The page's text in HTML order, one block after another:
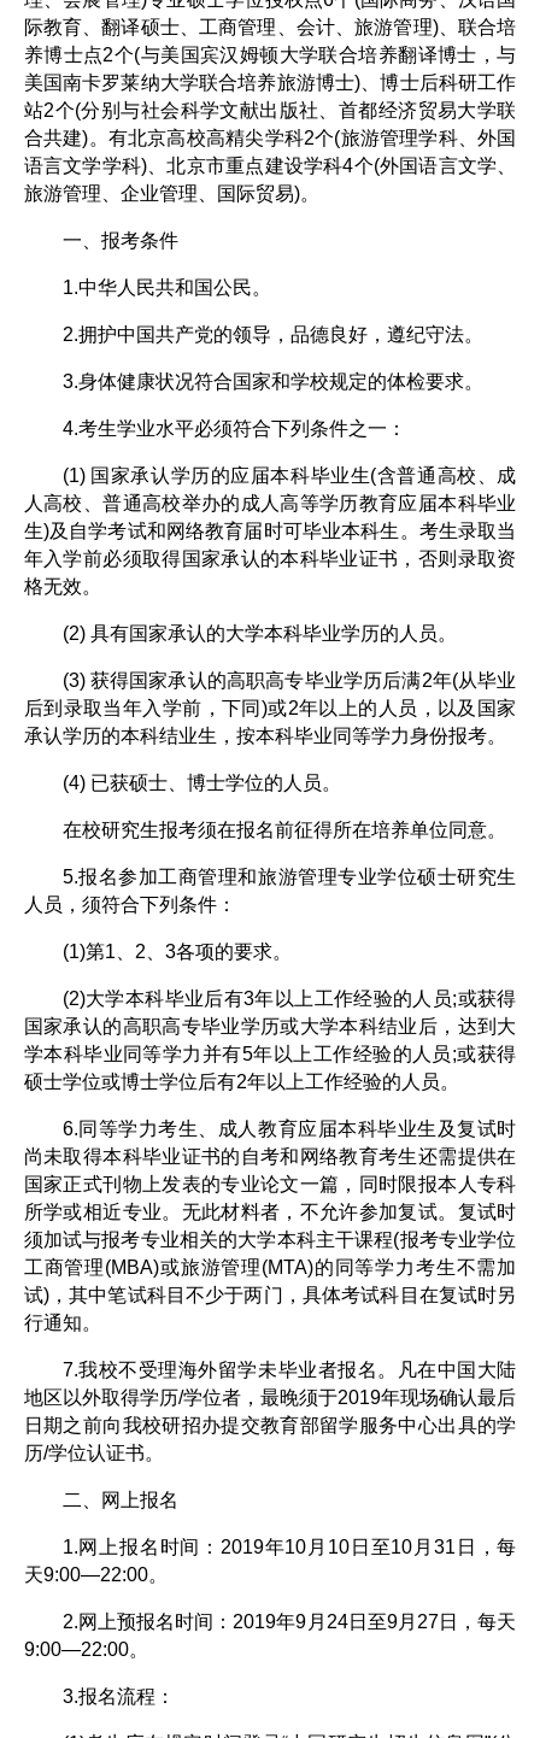
际教育、翻译硕士、工商管理、会计、旅游管理)、联合培
养博士点2个(与美国宾汉姆顿大学联合培养翻译博士，与
美国南卡罗莱纳大学联合培养旅游博士)、博士后科研工作
站2个(分别与社会科学文献出版社、首都经济贸易大学联
合共建)。有北京高校高精尖学科2个(旅游管理学科、外国
语言文学学科)、北京市重点建设学科4个(外国语言文学、
旅游管理、企业管理、国际贸易)。
一、报考条件
1.中华人民共和国公民。
2.拥护中国共产党的领导，品德良好，遵纪守法。
3.身体健康状况符合国家和学校规定的体检要求。
4.考生学业水平必须符合下列条件之一：
(1) 国家承认学历的应届本科毕业生(含普通高校、成
人高校、普通高校举办的成人高等学历教育应届本科毕业
生)及自学考试和网络教育届时可毕业本科生。考生录取当
年入学前必须取得国家承认的本科毕业证书，否则录取资
格无效。
(2) 具有国家承认的大学本科毕业学历的人员。
(3) 获得国家承认的高职高专毕业学历后满2年(从毕业
后到录取当年入学前，下同)或2年以上的人员，以及国家
承认学历的本科结业生，按本科毕业同等学力身份报考。
(4) 已获硕士、博士学位的人员。
在校研究生报考须在报名前征得所在培养单位同意。
5.报名参加工商管理和旅游管理专业学位硕士研究生
人员，须符合下列条件：
(1)第1、2、3各项的要求。
(2)大学本科毕业后有3年以上工作经验的人员;或获得
国家承认的高职高专毕业学历或大学本科结业后，达到大
学本科毕业同等学力并有5年以上工作经验的人员;或获得
硕士学位或博士学位后有2年以上工作经验的人员。
6.同等学力考生、成人教育应届本科毕业生及复试时
尚未取得本科毕业证书的自考和网络教育考生还需提供在
国家正式刊物上发表的专业论文一篇，同时限报本人专科
所学或相近专业。无此材料者，不允许参加复试。复试时
须加试与报考专业相关的大学本科主干课程(报考专业学位
工商管理(MBA)或旅游管理(MTA)的同等学力考生不需加
试)，其中笔试科目不少于两门，具体考试科目在复试时另
行通知。
7.我校不受理海外留学未毕业者报名。凡在中国大陆
地区以外取得学历/学位者，最晚须于2019年现场确认最后
日期之前向我校研招办提交教育部留学服务中心出具的学
历/学位认证书。
二、网上报名
1.网上报名时间：2019年10月10日至10月31日，每
天9:00—22:00。
2.网上预报名时间：2019年9月24日至9月27日，每天
9:00—22:00。
3.报名流程：